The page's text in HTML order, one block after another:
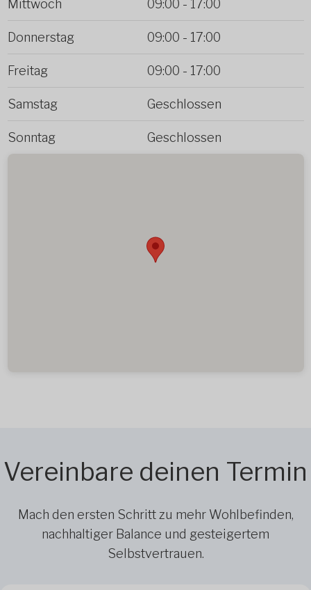
Mittwoch 09:00 - 17:00
Donnerstag 09:00 - 17:00
Freitag 09:00 - 17:00
Samstag Geschlossen
Sonntag Geschlossen
Vereinbare deinen Termin
Mach den ersten Schritt zu mehr Wohlbefinden,
nachhaltiger Balance und gesteigertem
Selbstvertrauen.